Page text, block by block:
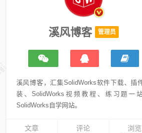
溪风博客 管理员
溪风博客，汇集SolidWorks软件下载、插
装、SolidWorks视频教程、练习题一
SolidWorks自学网站。
文章 评论 浏览